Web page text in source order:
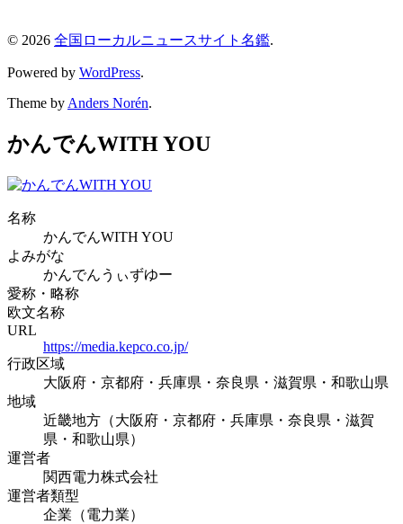
© 2026 全国ローカルニュースサイト名鑑.
Powered by WordPress.
Theme by Anders Norén.
かんでんWITH YOU
名称
かんでんWITH YOU
よみがな
かんでんうぃずゆー
愛称・略称
欧文名称
URL
https://media.kepco.co.jp/
行政区域
大阪府・京都府・兵庫県・奈良県・滋賀県・和歌山県
地域
近畿地方（大阪府・京都府・兵庫県・奈良県・滋賀
県・和歌山県）
運営者
関西電力株式会社
運営者類型
企業（電力業）